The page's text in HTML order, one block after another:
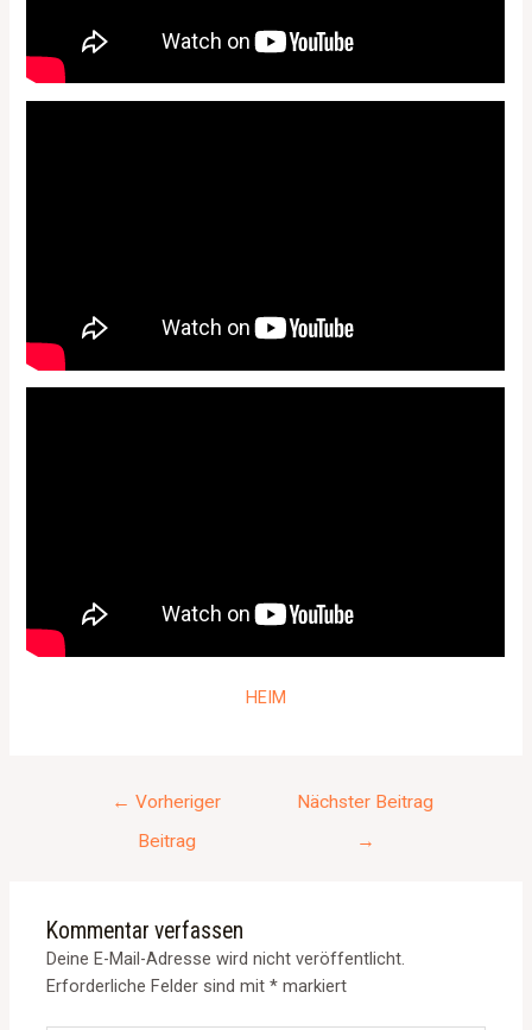
HEIM
← Vorheriger
Beitrag
Nächster Beitrag
→
Kommentar verfassen
Deine E-Mail-Adresse wird nicht veröffentlicht.
Erforderliche Felder sind mit* markiert